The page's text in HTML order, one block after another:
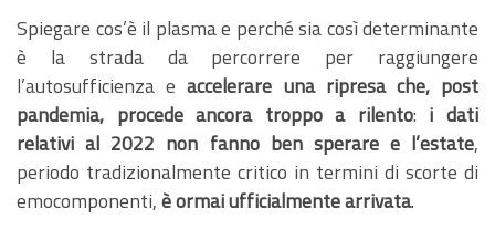
Spiegare cos’è il plasma e perché sia così determinante
è la strada da percorrere per raggiungere
l’autosufficienza eaccelerare una ripresa che, post
pandemia, procede ancora troppo a rilento: i dati
relativi al 2022 non fanno ben sperare e l’estate,
periodo tradizionalmente critico in termini di scorte di
emocomponenti,è ormai ufficialmente arrivata.